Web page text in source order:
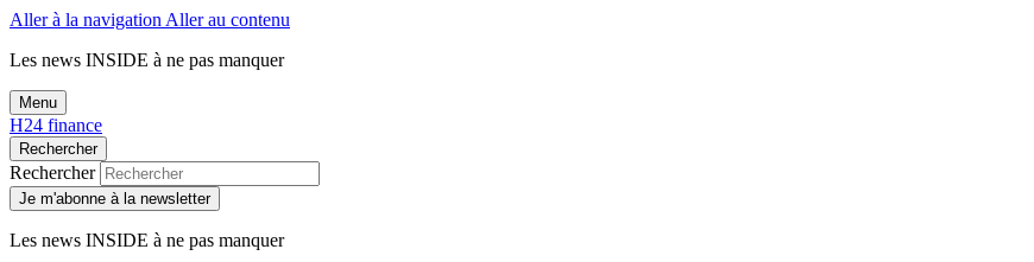
Aller à la navigation Aller au contenu
Les news INSIDE à ne pas manquer
Menu
H24 finance
Rechercher
Rechercher
Je m'abonne à la newsletter
Les news INSIDE à ne pas manquer